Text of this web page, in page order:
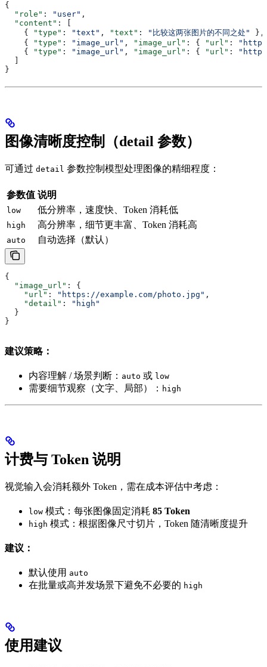
{
  "role"
: "user" ,
  "content"
: [
    {
"type" : "text" , "text" : "比较这两张图片的不同之处"
},
    {
"type" : "image_url" , "image_url" : { "url" :
    {
"type" : "image_url" , "image_url" : { "url" :
}
图像清晰度控制（detail 参数）
可通过 detail 参数控制模型处理图像的精细程度：
参数值 说明
low 低分辨率，速度快、Token 消耗低
high 高分辨率，细节更丰富、Token 消耗高
auto 自动选择（默认）
{
  "image_url"
: {
    "url"
: "https://example.com/photo.jpg" ,
    "detail"
:
"high"
  }
}
建议策略：
内容理解 / 场景判断： auto 或 low
需要细节观察（文字、局部）： high
计费与 Token 说明
视觉输入会消耗额外 Token，需在成本评估中考虑：
low 模式：每张图像固定消耗 85 Token
high 模式：根据图像尺寸切片，Token 随清晰度提升
建议：
默认使用 auto
在批量或高并发场景下避免不必要的 high
使用建议